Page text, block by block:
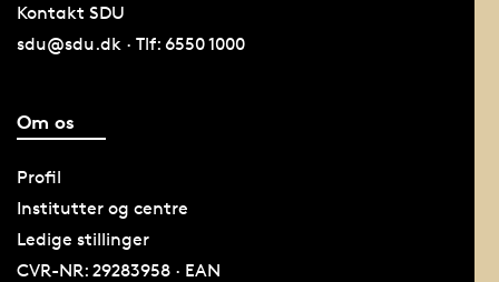
Kontakt SDU
sdu@sdu.dk · Tlf: 6550 1000
Om os
Profil
Institutter og centre
Ledige stillinger
CVR-NR: 29283958 · EAN